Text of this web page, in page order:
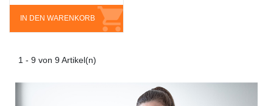
IN DEN WARENKORB
1 - 9 von 9 Artikel(n)